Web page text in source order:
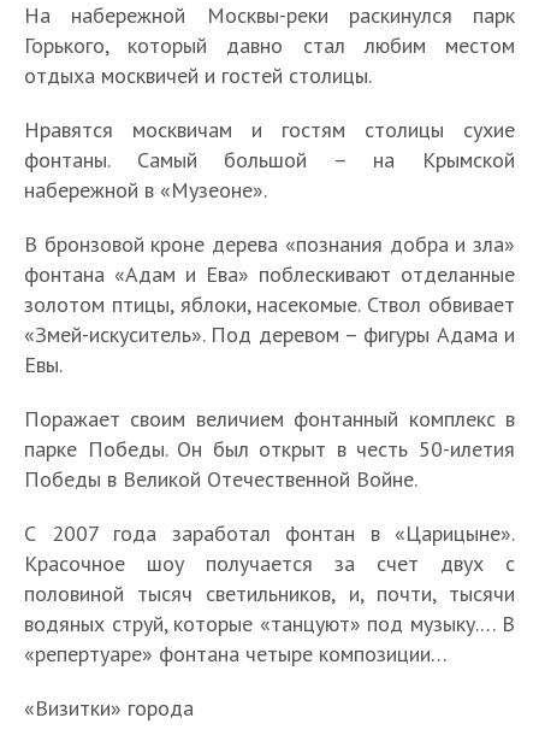
На набережной Москвы-реки раскинулся парк
Горького, который давно стал любим местом
отдыха москвичей и гостей столицы.
Нравятся москвичам и гостям столицы сухие
фонтаны. Самый большой – на Крымской
набережной в «Музеоне».
В бронзовой кроне дерева «познания добра и зла»
фонтана «Адам и Ева» поблескивают отделанные
золотом птицы, яблоки, насекомые. Ствол обвивает
«Змей-искуситель». Под деревом – фигуры Адама и
Евы.
Поражает своим величием фонтанный комплекс в
парке Победы. Он был открыт в честь 50-илетия
Победы в Великой Отечественной Войне.
С 2007 года заработал фонтан в «Царицыне».
Красочное шоу получается за счет двух с
половиной тысяч светильников, и, почти, тысячи
водяных струй, которые «танцуют» под музыку.… В
«репертуаре» фонтана четыре композиции…
«Визитки» города